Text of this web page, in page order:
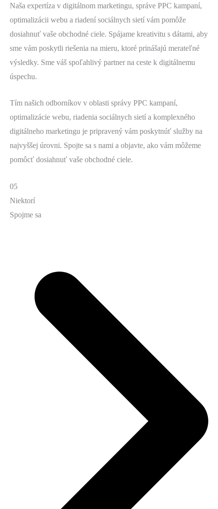
Naša expertíza v digitálnom marketingu, správe PPC kampaní,
optimalizácii webu a riadení sociálnych sietí vám pomôže
dosiahnuť vaše obchodné ciele. Spájame kreativitu s dátami, aby
sme vám poskytli riešenia na mieru, ktoré prinášajú merateľné
výsledky. Sme váš spoľahlivý partner na ceste k digitálnemu
úspechu.
Tím našich odborníkov v oblasti správy PPC kampaní,
optimalizácie webu, riadenia sociálnych sietí a komplexného
digitálneho marketingu je pripravený vám poskytnúť služby na
najvyššej úrovni. Spojte sa s nami a objavte, ako vám môžeme
pomôcť dosiahnuť vaše obchodné ciele.
05
Niektorí
Spojme sa